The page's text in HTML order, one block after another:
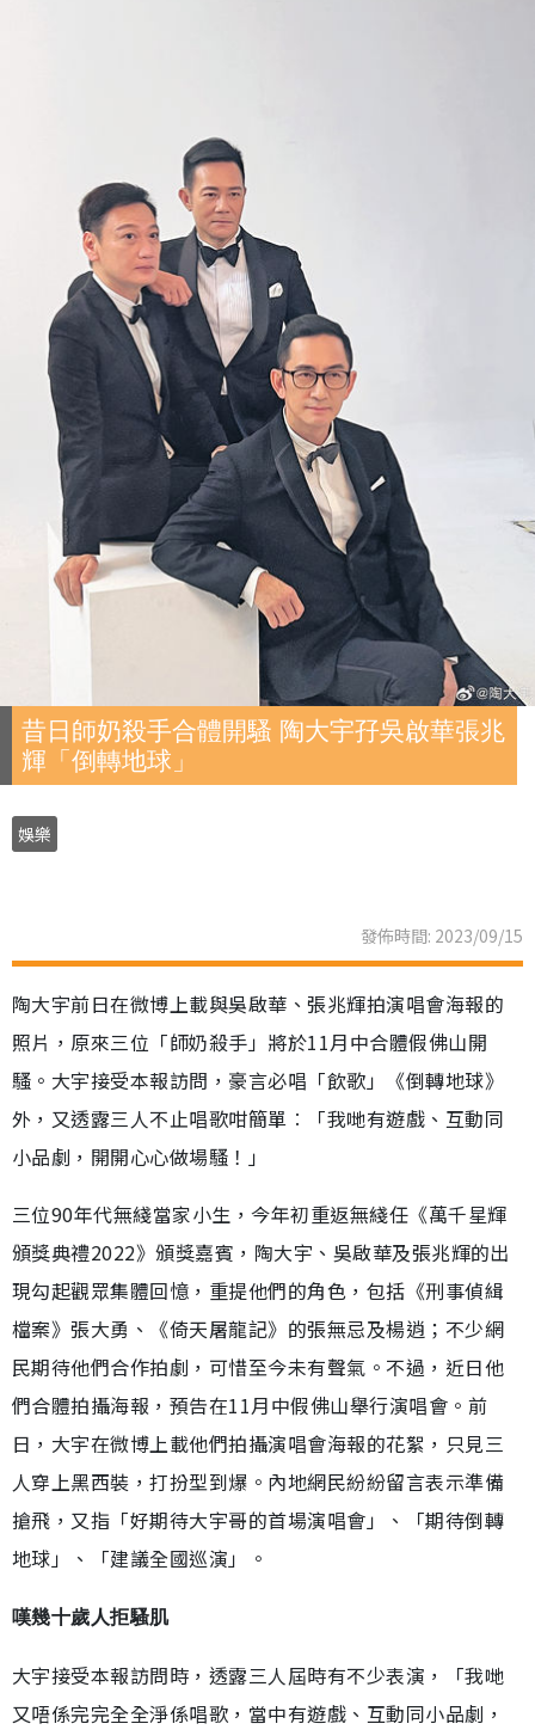
昔日師奶殺手合體開騷 陶大宇孖吳啟華張兆
輝「倒轉地球」
娛樂
發佈時間: 2023/09/15
陶大宇前日在微博上載與吳啟華、張兆輝拍演唱會海報的
照片，原來三位「師奶殺手」將於11月中合體假佛山開
騷。大宇接受本報訪問，豪言必唱「飲歌」《倒轉地球》
外，又透露三人不止唱歌咁簡單︰「我哋有遊戲、互動同
小品劇，開開心心做場騷！」
三位90年代無綫當家小生，今年初重返無綫任《萬千星輝
頒獎典禮2022》頒獎嘉賓，陶大宇、吳啟華及張兆輝的出
現勾起觀眾集體回憶，重提他們的角色，包括《刑事偵緝
檔案》張大勇、《倚天屠龍記》的張無忌及楊逍；不少網
民期待他們合作拍劇，可惜至今未有聲氣。不過，近日他
們合體拍攝海報，預告在11月中假佛山舉行演唱會。前
日，大宇在微博上載他們拍攝演唱會海報的花絮，只見三
人穿上黑西裝，打扮型到爆。內地網民紛紛留言表示準備
搶飛，又指「好期待大宇哥的首場演唱會」、「期待倒轉
地球」、「建議全國巡演」。
嘆幾十歲人拒騷肌
大宇接受本報訪問時，透露三人屆時有不少表演，「我哋
又唔係完完全全淨係唱歌，當中有遊戲、互動同小品劇，